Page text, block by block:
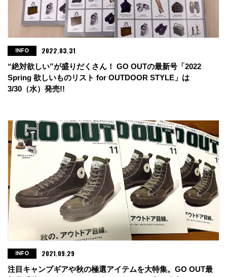
“絶対欲しい”が盛りだくさん！ GO OUTの最新号「2022
Spring 欲しいものリスト for OUTDOOR STYLE」は
3/30（水）発売!!
INFO 2022.03.31
注目キャンプギアや秋の極選アイテムを大特集。GO OUT最
INFO 2021.09.29